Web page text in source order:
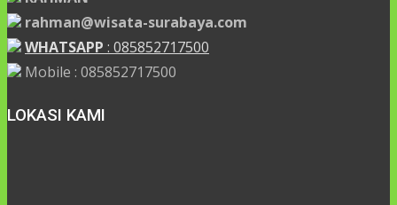
rahman@wisata-surabaya.com
WHATSAPP : 085852717500
Mobile : 085852717500
LOKASI KAMI